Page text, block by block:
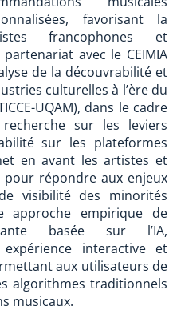
favorisant la
francophones et
avec le CEIMIA
de la découvrabilité et
culturelles à l’ère du
UQAM), dans le cadre
sur les leviers
sur les plateformes
en avant les artistes et
répondre aux enjeux
visibilité des minorités
approche empirique de
basée sur l’IA,
interactive et
aux utilisateurs de
algorithmes traditionnels
musicaux.